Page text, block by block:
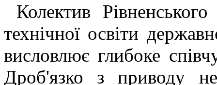
Колектив
технічної освіти
висловлює глибоке
Дроб'язко з приводу